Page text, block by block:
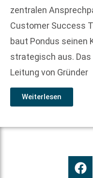
zentralen
Customer Success
baut Pondus seinen
strategisch aus.
Leitung von Gründer
Weiterlesen